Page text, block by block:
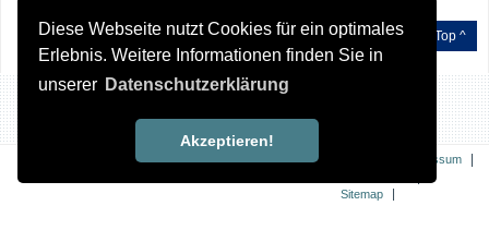
Diese Webseite nutzt Cookies für ein optimales
Erlebnis. Weitere Informationen finden Sie in
unserer Datenschutzerklärung
Akzeptieren!
Top ^
Impressum
Sitemap